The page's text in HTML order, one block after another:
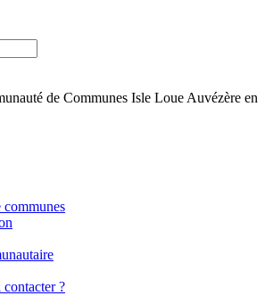
de Communes Isle Loue Auvézère en
communes
?